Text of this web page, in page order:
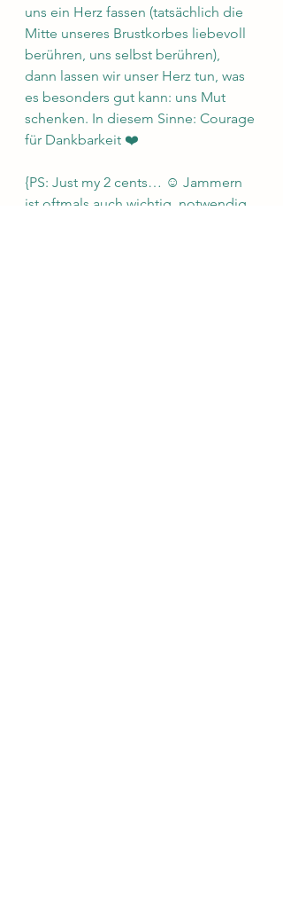
uns ein Herz fassen (tatsächlich die
Mitte unseres Brustkorbes liebevoll
berühren, uns selbst berühren),
dann lassen wir unser Herz tun, was
es besonders gut kann: uns Mut
schenken. In diesem Sinne: Courage
für Dankbarkeit ❤️
{PS: Just my 2 cents… ☺️ Jammern
ist oftmals auch wichtig, notwendig